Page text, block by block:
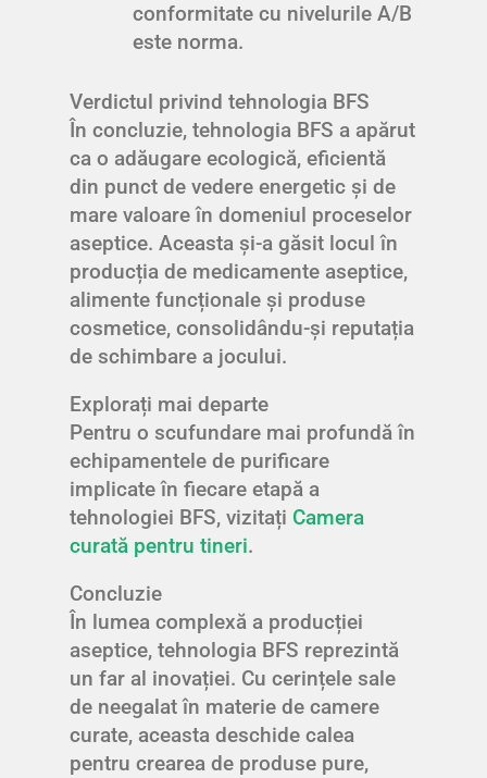
conformitate cu nivelurile A/B
este norma.
Verdictul privind tehnologia BFS
În concluzie, tehnologia BFS a apărut
ca o adăugare ecologică, eficientă
din punct de vedere energetic și de
mare valoare în domeniul proceselor
aseptice. Aceasta și-a găsit locul în
producția de medicamente aseptice,
alimente funcționale și produse
cosmetice, consolidându-și reputația
de schimbare a jocului.
Explorați mai departe
Pentru o scufundare mai profundă în
echipamentele de purificare
implicate în fiecare etapă a
tehnologiei BFS, vizitați Camera
curată pentru tineri.
Concluzie
În lumea complexă a producției
aseptice, tehnologia BFS reprezintă
un far al inovației. Cu cerințele sale
de neegalat în materie de camere
curate, aceasta deschide calea
pentru crearea de produse pure,